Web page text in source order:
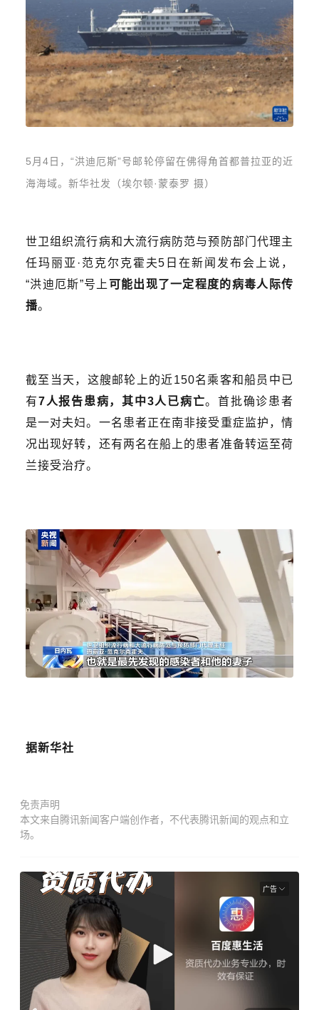
5月4日，“洪迪厄斯”号邮轮停留在佛得角首都普拉亚的近
海海域。新华社发（埃尔顿·蒙泰罗 摄）
世卫组织流行病和大流行病防范与预防部门代理主
任玛丽亚·范克尔克霍夫5日在新闻发布会上说，
“洪迪厄斯”号上 可能出现了一定程度的病毒人际传
播。
截至当天，这艘邮轮上的近150名乘客和船员中已
有7人报告患病，其中3人已病亡。首批确诊患者
是一对夫妇。一名患者正在南非接受重症监护，情
况出现好转，还有两名在船上的患者准备转运至荷
兰接受治疗。
据新华社
免责声明
本文来自腾讯新闻客户端创作者，不代表腾讯新闻的观点和立
场。
广告